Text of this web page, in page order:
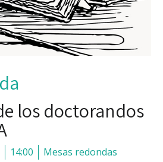
los doctorandos
14:00 Mesas redondas